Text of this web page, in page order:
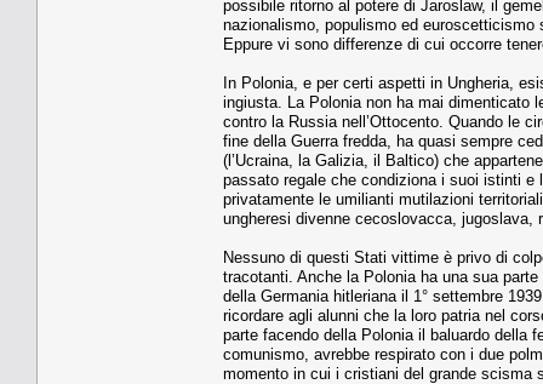
possibile ritorno al potere di Jaroslaw, il
nazionalismo, populismo ed euroscetticismo
Eppure vi sono differenze di cui occorre
In Polonia, e per certi aspetti in Ungheria,
ingiusta. La Polonia non ha mai dimenticato
contro la Russia nell’Ottocento. Quando le
fine della Guerra fredda, ha quasi sempre
(l’Ucraina, la Galizia, il Baltico) che
passato regale che condiziona i suoi istinti
privatamente le umilianti mutilazioni
ungheresi divenne cecoslovacca, jugoslava,
Nessuno di questi Stati vittime è privo di
tracotanti. Anche la Polonia ha una sua
della Germania hitleriana il 1° settembre
ricordare agli alunni che la loro patria nel
parte facendo della Polonia il baluardo della
comunismo, avrebbe respirato con i due
momento in cui i cristiani del grande scisma